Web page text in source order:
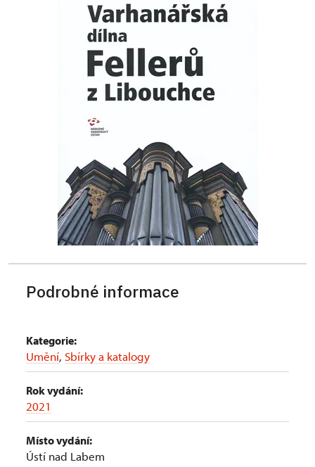
Podrobné informace
Kategorie:
Umění, Sbírky a katalogy
Rok vydání:
2021
Místo vydání:
Ústí nad Labem